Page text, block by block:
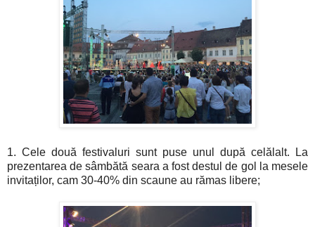
1. Cele două festivaluri sunt puse unul după celălalt. La
prezentarea de sâmbătă seara a fost destul de gol la mesele
invitaților, cam 30-40% din scaune au rămas libere;